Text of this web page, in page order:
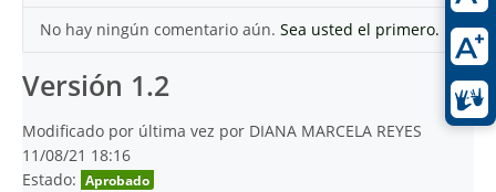
No hay ningún comentario aún. Sea usted el primero.
Versión 1.2
Modificado por última vez por DIANA MARCELA REYES
11/08/21 18:16
Estado: Aprobado